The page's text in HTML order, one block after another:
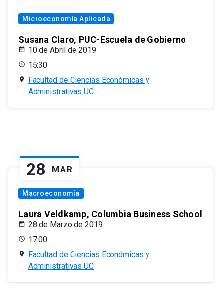
Microeconomía Aplicada
Susana Claro, PUC-Escuela de Gobierno
10 de Abril de 2019
15:30
Facultad de Ciencias Económicas y
Administrativas UC
28 MAR
Macroeconomía
Laura Veldkamp, Columbia Business School
28 de Marzo de 2019
17:00
Facultad de Ciencias Económicas y
Administrativas UC